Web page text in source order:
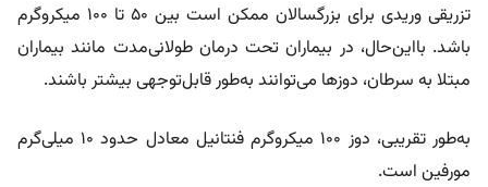
تزریقی وریدی برای بزرگسالان ممکن است بین ۵۰ تا ۱۰۰ میکروگرم
باشد. بااین‌حال، در بیماران تحت درمان طولانی‌مدت مانند بیماران
مبتلا به سرطان، دوزها می‌توانند به‌طور قابل‌توجهی بیشتر باشند.
به‌طور تقریبی، دوز ۱۰۰ میکروگرم فنتانیل معادل حدود ۱۰ میلی‌گرم
مورفین است.